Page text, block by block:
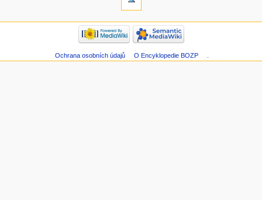
Ochrana osobních údajů O Encyklopedie BOZP